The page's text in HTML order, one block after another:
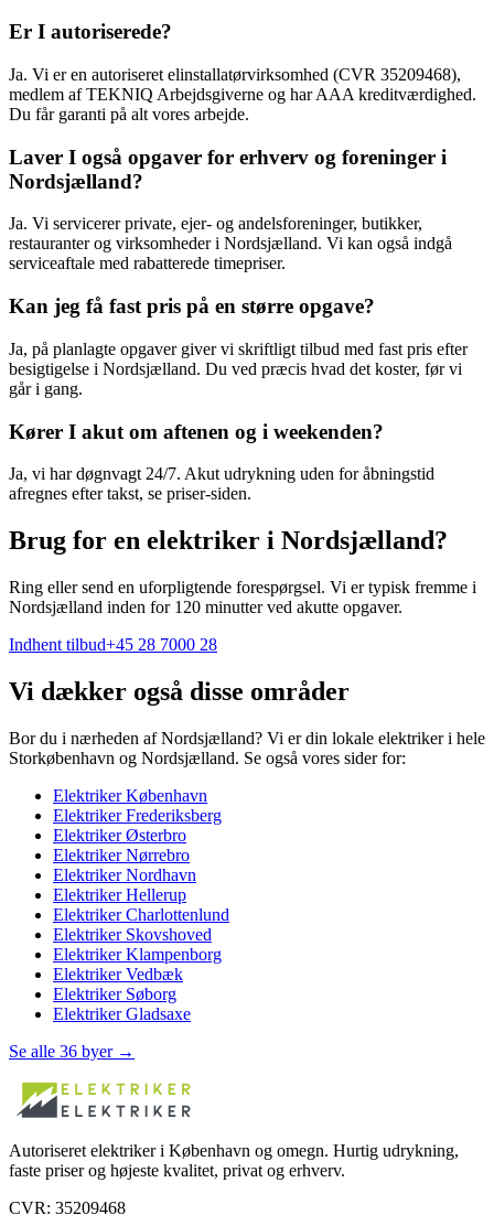
Er I autoriserede?
Ja. Vi er en autoriseret elinstallatørvirksomhed (CVR 35209468),
medlem af TEKNIQ Arbejdsgiverne og har AAA kreditværdighed.
Du får garanti på alt vores arbejde.
Laver I også opgaver for erhverv og foreninger i
Nordsjælland?
Ja. Vi servicerer private, ejer- og andelsforeninger, butikker,
restauranter og virksomheder i Nordsjælland. Vi kan også indgå
serviceaftale med rabatterede timepriser.
Kan jeg få fast pris på en større opgave?
Ja, på planlagte opgaver giver vi skriftligt tilbud med fast pris efter
besigtigelse i Nordsjælland. Du ved præcis hvad det koster, før vi
går i gang.
Kører I akut om aftenen og i weekenden?
Ja, vi har døgnvagt 24/7. Akut udrykning uden for åbningstid
afregnes efter takst, se priser-siden.
Brug for en elektriker i Nordsjælland?
Ring eller send en uforpligtende forespørgsel. Vi er typisk fremme i
Nordsjælland inden for 120 minutter ved akutte opgaver.
Indhent tilbud+45 28 7000 28
Vi dækker også disse områder
Bor du i nærheden afNordsjælland? Vi er din lokale elektriker i hele
Storkøbenhavn og Nordsjælland. Se også vores sider for:
ElektrikerKøbenhavn
ElektrikerFrederiksberg
ElektrikerØsterbro
ElektrikerNørrebro
ElektrikerNordhavn
ElektrikerHellerup
ElektrikerCharlottenlund
Elektriker Skovshoved
ElektrikerKlampenborg
ElektrikerVedbæk
Elektriker Søborg
ElektrikerGladsaxe
Se alle 36 byer →
Autoriseret elektriker i København og omegn. Hurtig udrykning,
faste priser og højeste kvalitet, privat og erhverv.
CVR: 35209468